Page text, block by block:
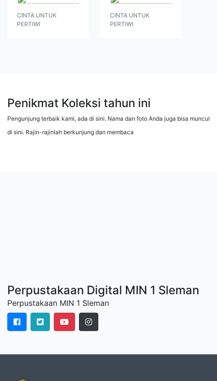
CINTA UNTUK
PERTIWI
CINTA UNTUK
PERTIWI
Penikmat Koleksi tahun ini
Pengunjung terbaik kami, ada di sini. Nama dan foto Anda juga bisa muncul
di sini. Rajin-rajinlah berkunjung dan membaca
Perpustakaan Digital MIN 1 Sleman
Perpustakaan MIN 1 Sleman